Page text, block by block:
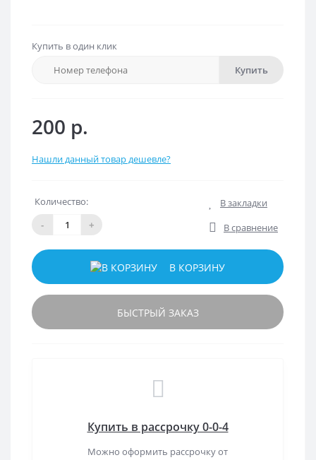
Купить в один клик
Купить
200 р.
Нашли данный товар дешевле?
Количество:
- +
В закладки
В сравнение
В КОРЗИНУ
БЫСТРЫЙ ЗАКАЗ
Купить в рассрочку 0-0-4
Можно оформить рассрочку от